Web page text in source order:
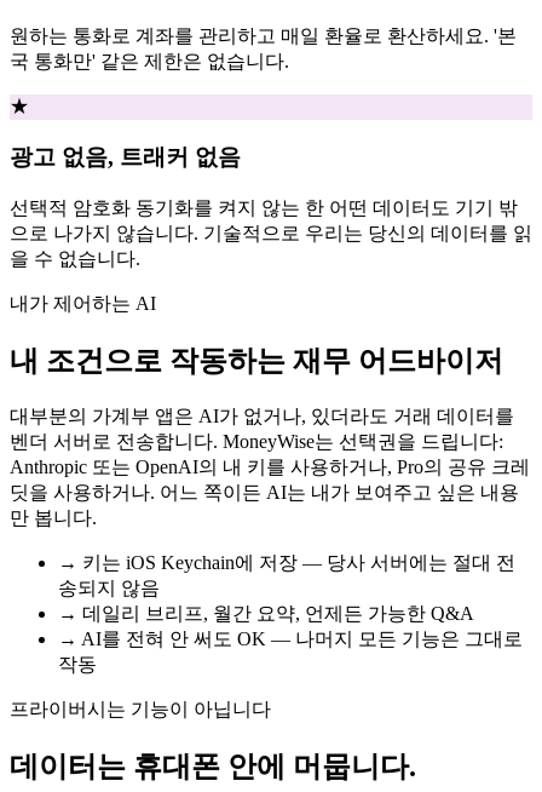
원하는 통화로 계좌를 관리하고 매일 환율로 환산하세요. '본
국 통화만' 같은 제한은 없습니다.
★
광고 없음, 트래커 없음
선택적 암호화 동기화를 켜지 않는 한 어떤 데이터도 기기 밖
으로 나가지 않습니다. 기술적으로 우리는 당신의 데이터를 읽
을 수 없습니다.
내가 제어하는 AI
내 조건으로 작동하는 재무 어드바이저
대부분의 가계부 앱은 AI가 없거나, 있더라도 거래 데이터를
벤더 서버로 전송합니다. MoneyWise는 선택권을 드립니다:
Anthropic 또는 OpenAI의 내 키를 사용하거나, Pro의 공유 크레
딧을 사용하거나. 어느 쪽이든 AI는 내가 보여주고 싶은 내용
만 봅니다.
→ 키는 iOS Keychain에 저장 — 당사 서버에는 절대 전
송되지 않음
→ 데일리 브리프, 월간 요약, 언제든 가능한 Q&A
→ AI를 전혀 안 써도 OK — 나머지 모든 기능은 그대로
작동
프라이버시는 기능이 아닙니다
데이터는 휴대폰 안에 머뭅니다.